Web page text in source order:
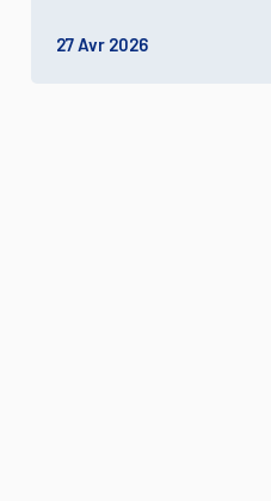
27 Avr 2026